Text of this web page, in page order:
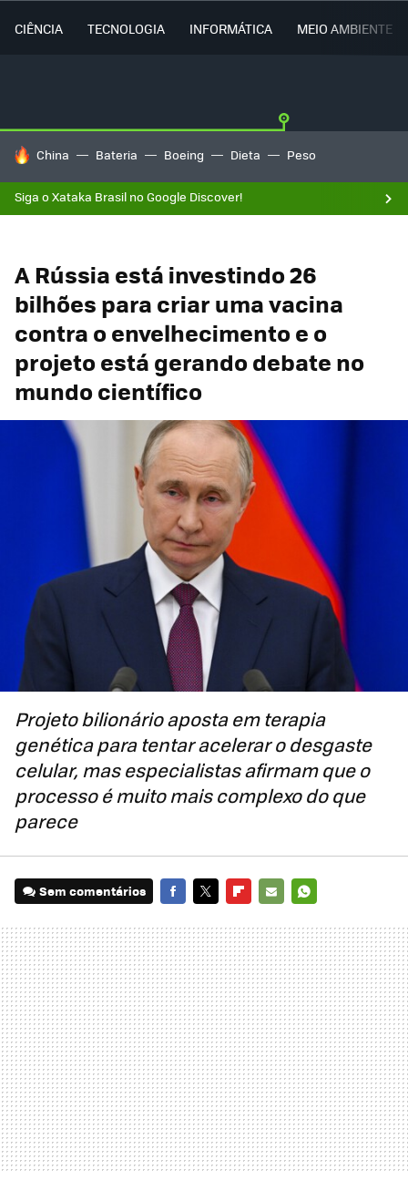
CIÊNCIA TECNOLOGIA INFORMÁTICA MEIO AMBIENTE
TENDÊNCIAS DO DIA
China Bateria Boeing Dieta Peso
Siga o Xataka Brasil no Google Discover!
A Rússia está investindo 26
bilhões para criar uma vacina
contra o envelhecimento e o
projeto está gerando debate no
mundo científico
Projeto bilionário aposta em terapia
genética para tentar acelerar o desgaste
celular, mas especialistas afirmam que o
processo é muito mais complexo do que
parece
Sem comentários
MAIL